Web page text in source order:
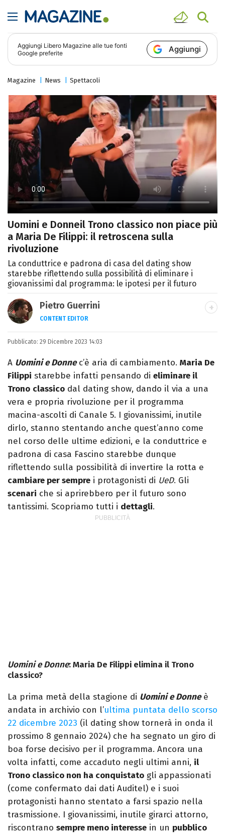
Aggiungi Libero Magazine alle tue fonti
Google preferite
Aggiungi
Magazine News Spettacoli
Uomini e Donneil Trono classico non piace più
a Maria De Filippi: il retroscena sulla
rivoluzione
La conduttrice e padrona di casa del dating show
starebbe riflettendo sulla possibilità di eliminare i
giovanissimi dal programma: le ipotesi per il futuro
Pietro Guerrini
CONTENT EDITOR
Laurea in Lettere, smania di viaggi e
Pixar).
Pubblicato: 29 Dicembre 2023 14:03
A Uomini e Donnec’è aria di cambiamento. Maria De
Filippi starebbe infatti pensando di eliminare il
Trono classico dal dating show, dando il via a una
vera e propria rivoluzione per il programma
macina-ascolti di Canale 5. I giovanissimi, inutile
dirlo, stanno stentando anche quest’anno come
nel corso delle ultime edizioni, e la conduttrice e
padrona di casa Fascino starebbe dunque
riflettendo sulla possibilità di invertire la rotta e
cambiare per sempre i protagonisti di UeD. Gli
scenari che si aprirebbero per il futuro sono
tantissimi. Scopriamo tutti i dettagli.
Uomini e Donne: Maria De Filippi elimina il Trono
classico?
La prima metà della stagione di Uomini e Donneè
andata in archivio con l’ultima puntata dello scorso
22 dicembre 2023 (il dating show tornerà in onda il
prossimo 8 gennaio 2024) che ha segnato un giro di
boa forse decisivo per il programma. Ancora una
volta infatti, come accaduto negli ultimi anni, il
Trono classico non ha conquistato gli appassionati
(come confermato dai dati Auditel) e i suoi
protagonisti hanno stentato a farsi spazio nella
trasmissione. I giovanissimi, inutile girarci attorno,
riscontrano sempre meno interesse in un pubblico